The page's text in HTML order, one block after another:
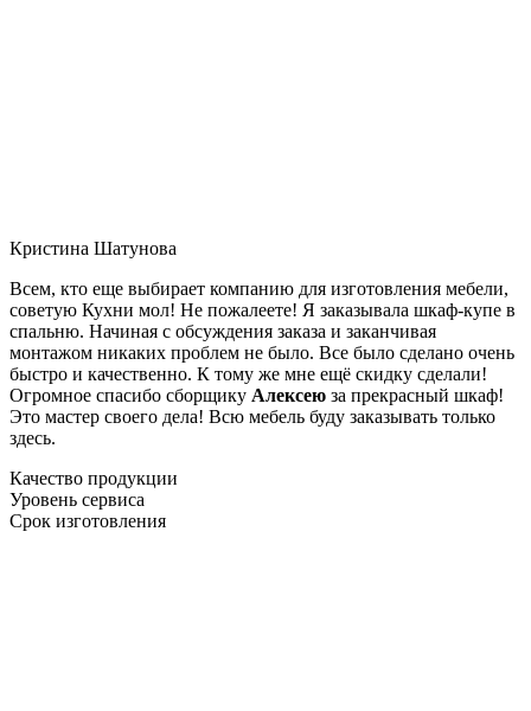
Кристина Шатунова
Всем, кто еще выбирает компанию для изготовления мебели,
советую Кухни мол! Не пожалеете! Я заказывала шкаф-купе в
спальню. Начиная с обсуждения заказа и заканчивая
монтажом никаких проблем не было. Все было сделано очень
быстро и качественно. К тому же мне ещё скидку сделали!
Огромное спасибо сборщику Алексею за прекрасный шкаф!
Это мастер своего дела! Всю мебель буду заказывать только
здесь.
Качество продукции
Уровень сервиса
Срок изготовления